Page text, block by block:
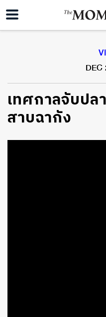
DEC
เทศกาลจับปล
สาบฉากัง